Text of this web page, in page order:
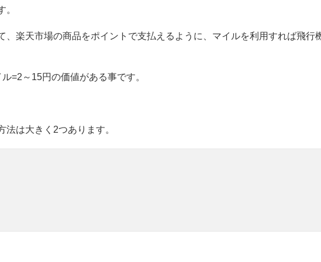
。
、楽天市場の商品をポイントで支払えるように、マイルを利用すれば飛行
=2～15円の価値がある事です。
は大きく2つあります。